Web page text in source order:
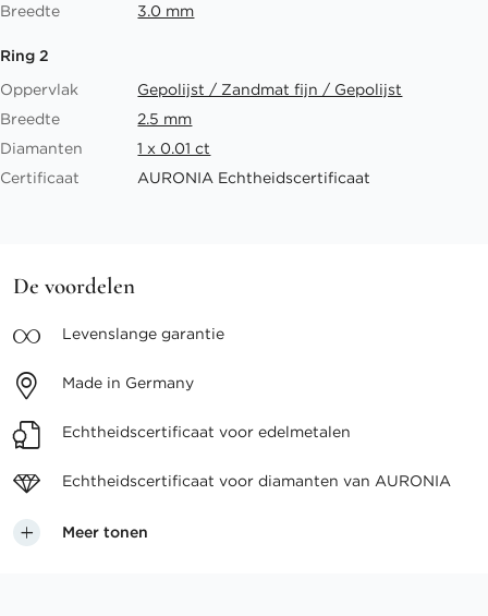
Breedte
3.0 mm
Ring 2
Oppervlak
Gepolijst / Zandmat fijn / Gepolijst
Breedte
2.5 mm
Diamanten
1 x 0.01 ct
Certificaat
AURONIA Echtheidscertificaat
De voordelen
Levenslange garantie
Made in Germany
Echtheidscertificaat voor edelmetalen
Echtheidscertificaat voor diamanten van AURONIA
Meer tonen